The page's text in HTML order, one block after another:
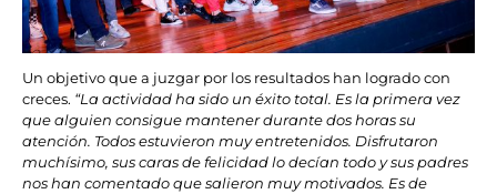
Un objetivo que a juzgar por los resultados han logrado con
creces. “La actividad ha sido un éxito total. Es la primera vez
que alguien consigue mantener durante dos horas su
atención. Todos estuvieron muy entretenidos. Disfrutaron
muchísimo, sus caras de felicidad lo decían todo y sus padres
nos han comentado que salieron muy motivados. Es de